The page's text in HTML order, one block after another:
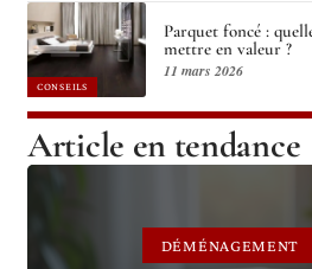
CONSEILS
Parquet foncé :
mettre en valeur ?
11 mars 2026
Article en tendance
DÉMÉNAGEMENT